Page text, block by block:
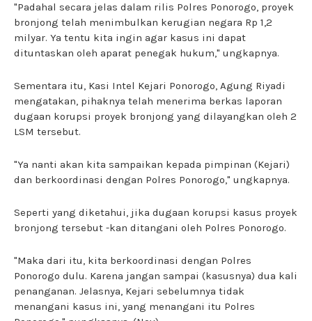
"Padahal secara jelas dalam rilis Polres Ponorogo, proyek
bronjong telah menimbulkan kerugian negara Rp 1,2
milyar. Ya tentu kita ingin agar kasus ini dapat
dituntaskan oleh aparat penegak hukum," ungkapnya.
Sementara itu, Kasi Intel Kejari Ponorogo, Agung Riyadi
mengatakan, pihaknya telah menerima berkas laporan
dugaan korupsi proyek bronjong yang dilayangkan oleh 2
LSM tersebut.
"Ya nanti akan kita sampaikan kepada pimpinan (Kejari)
dan berkoordinasi dengan Polres Ponorogo," ungkapnya.
Seperti yang diketahui, jika dugaan korupsi kasus proyek
bronjong tersebut -kan ditangani oleh Polres Ponorogo.
"Maka dari itu, kita berkoordinasi dengan Polres
Ponorogo dulu. Karena jangan sampai (kasusnya) dua kali
penanganan. Jelasnya, Kejari sebelumnya tidak
menangani kasus ini, yang menangani itu Polres